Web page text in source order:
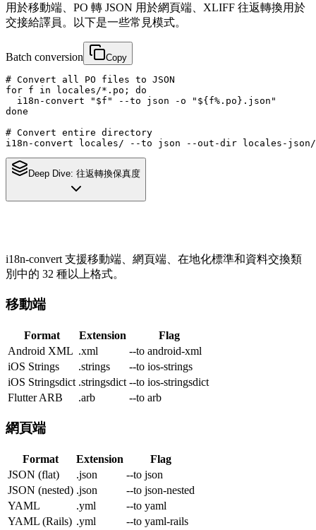
用於移動端、PO 轉 JSON 用於網頁端、XLIFF 往返轉換用於
交接給譯員。以下是一些常見模式。
Batch conversion Copy
# Convert all PO files to JSON
for f in locales/*.po; do
  i18n-convert "$f" --to json -o "${f%.po}.json"
done
# Convert entire directory
i18n-convert locales/ --to json --out-dir locales-json/
Deep Dive: 往返轉換保真度
i18n-convert 支援移動端、網頁端、在地化標準和資料交換類
別中的 32 種以上格式。
移動端
Format Extension
Flag
Android XML .xml --to android-xml
iOS Strings
.strings --to ios-strings
iOS Stringsdict .stringsdict --to ios-stringsdict
Flutter ARB
.arb --to arb
網頁端
Format Extension
Flag
JSON (flat)
.json --to json
JSON (nested) .json --to json-nested
YAML
.yml --to yaml
YAML (Rails) .yml --to yaml-rails